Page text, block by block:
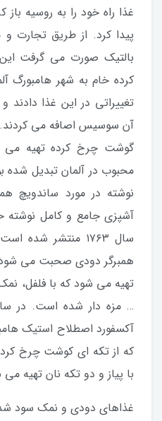
غذا راه خود را به روسیه
پیدا کرد. از طریق تجارت و
بالتیک صورت می گرفت
کرده خام به شهر هامبورگ
تغییراتی در این غذا
آن سوسیس اصافه می کردند.
محبوب در آلمان تبدیل شده
نوشته در مورد ساندویچ
آشپزی جامع و کامل نوشته
سال ۱۷۶۳ منتشر
همبرگر دودی صحبت می
تهیه می شود که با فلفل،
آکسفورد اصطلاح استیک
که از تکه ای کوشت چرخ
با پیاز و دو تکه نان تهیه
غذاهای دودی و نمک سود شده